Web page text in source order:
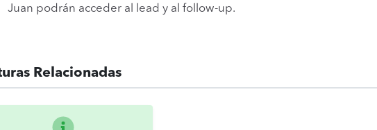
Juan podrán acceder al lead y al follow-up.
Relacionadas